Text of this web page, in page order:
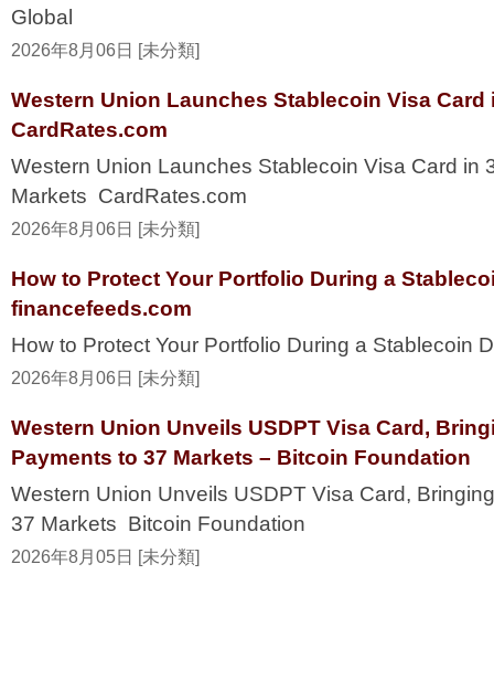
Global
2026年8月06日 [未分類]
Western Union Launches Stablecoin Visa Card
CardRates.com
Western Union Launches Stablecoin Visa Card in
Markets CardRates.com
2026年8月06日 [未分類]
How to Protect Your Portfolio During a
financefeeds.com
How to Protect Your Portfolio During a Stablecoin
2026年8月06日 [未分類]
Western Union Unveils USDPT Visa Card,
Payments to 37 Markets – Bitcoin Foundation
Western Union Unveils USDPT Visa Card,
37 Markets Bitcoin Foundation
2026年8月05日 [未分類]